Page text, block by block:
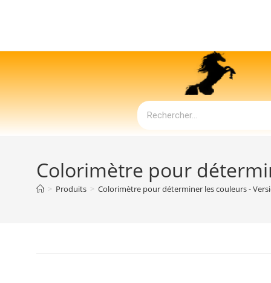
Colorimètre pour
> Produits > Colorimètre pour déterminer les couleurs -